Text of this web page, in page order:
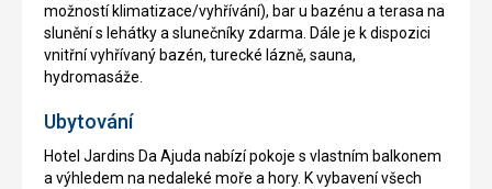
možností klimatizace/vyhřívání), bar u bazénu a terasa na
slunění s lehátky a slunečníky zdarma. Dále je k dispozici
vnitřní vyhřívaný bazén, turecké lázně, sauna,
hydromasáže.
Ubytování
Hotel Jardins Da Ajuda nabízí pokoje s vlastním balkonem
a výhledem na nedaleké moře a hory. K vybavení všech